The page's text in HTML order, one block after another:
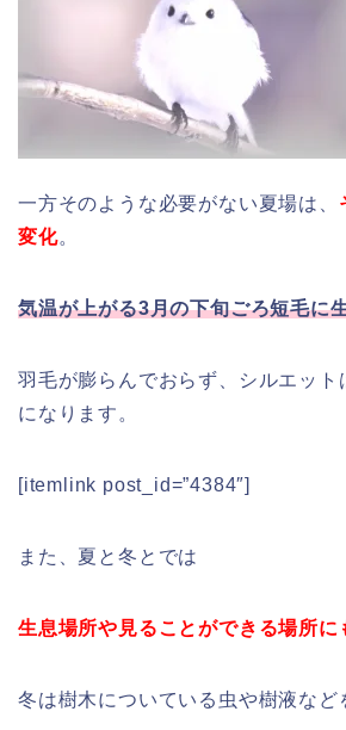
一方そのような必要がない夏場は、
変化。
気温が上がる3月の下旬ごろ短毛に
羽毛が膨らんでおらず、シルエット
になります。
[itemlink post_id=”4384″]
また、夏と冬とでは
生息場所や見ることができる場所に
冬は樹木についている虫や樹液など